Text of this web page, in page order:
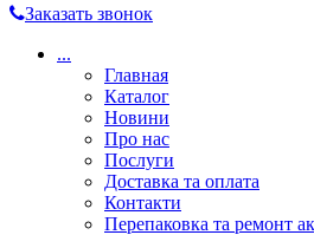
Заказать звонок
...
Главная
Каталог
Новини
Про нас
Послуги
Доставка та оплата
Контакти
Перепаковка та ремонт